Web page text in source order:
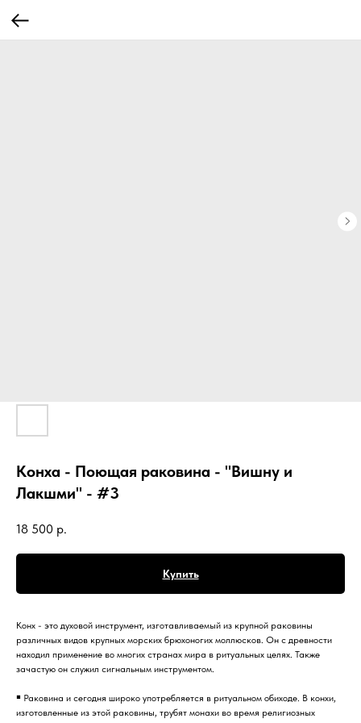
Конха - Поющая раковина - "Вишну и
Лакшми" - #3
18 500 р.
Купить
Конх - это духовой инструмент, изготавливаемый из крупной раковины
различных видов крупных морских брюхоногих моллюсков. Он с древности
находил применение во многих странах мира в ритуальных целях. Также
зачастую он служил сигнальным инструментом.
￭ Раковина и сегодня широко употребляется в ритуальном обиходе. В конхи,
изготовленные из этой раковины, трубят монахи во время религиозных